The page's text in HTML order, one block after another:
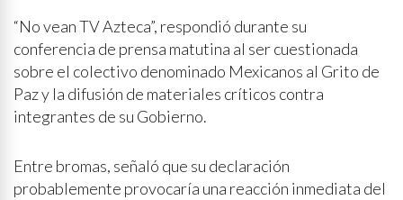
“No vean TV Azteca”, respondió durante su
conferencia de prensa matutina al ser cuestionada
sobre el colectivo denominado Mexicanos al Grito de
Paz y la difusión de materiales críticos contra
integrantes de su Gobierno.
Entre bromas, señaló que su declaración
probablemente provocaría una reacción inmediata del